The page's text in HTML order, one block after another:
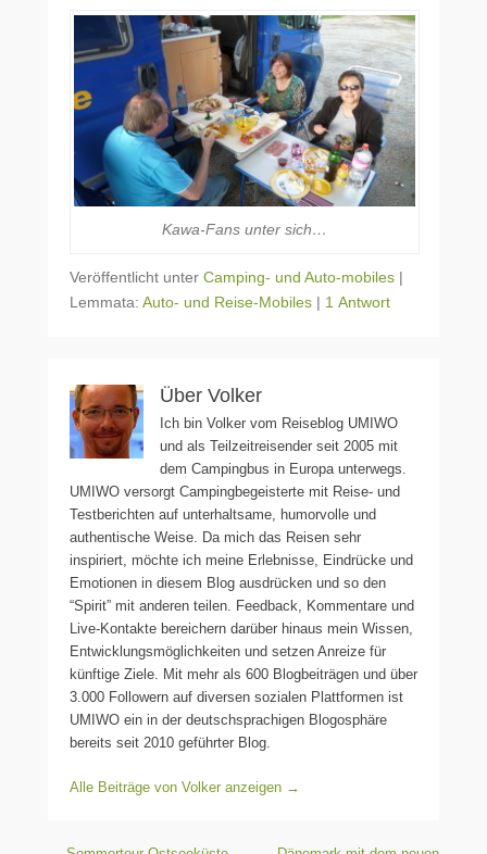
Kawa-Fans unter sich…
Veröffentlicht unter Camping- und Auto-mobiles |
Lemmata: Auto- und Reise-Mobiles | 1 Antwort
Über Volker
Ich bin Volker vom Reiseblog UMIWO
und als Teilzeitreisender seit 2005 mit
dem Campingbus in Europa unterwegs.
UMIWO versorgt Campingbegeisterte mit Reise- und
Testberichten auf unterhaltsame, humorvolle und
authentische Weise. Da mich das Reisen sehr
inspiriert, möchte ich meine Erlebnisse, Eindrücke und
Emotionen in diesem Blog ausdrücken und so den
“Spirit” mit anderen teilen. Feedback, Kommentare und
Live-Kontakte bereichern darüber hinaus mein Wissen,
Entwicklungsmöglichkeiten und setzen Anreize für
künftige Ziele. Mit mehr als 600 Blogbeiträgen und über
3.000 Followern auf diversen sozialen Plattformen ist
UMIWO ein in der deutschsprachigen Blogosphäre
bereits seit 2010 geführter Blog.
Alle Beiträge von Volker anzeigen →